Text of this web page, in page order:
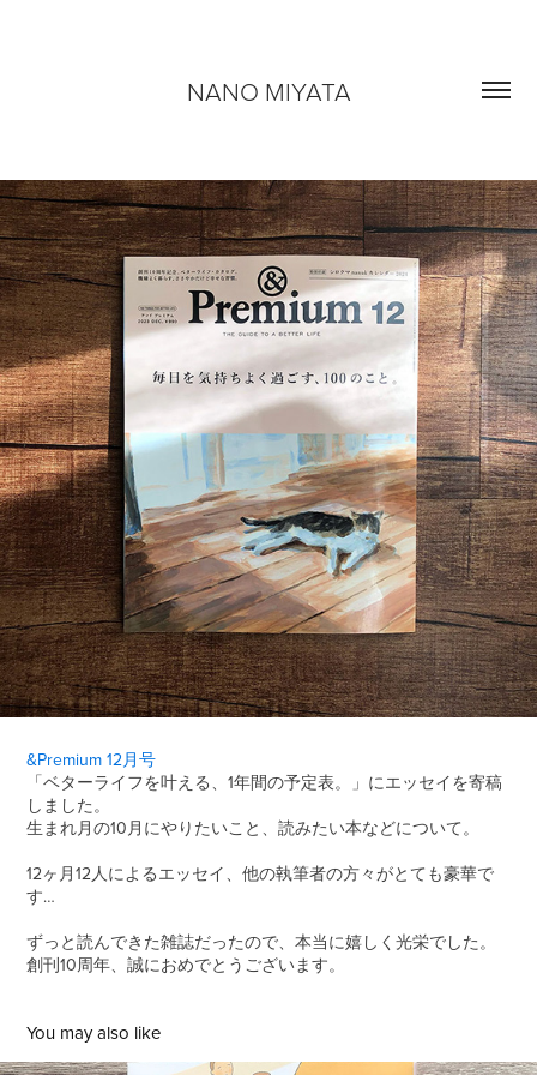
NANO MIYATA
&Premium 12月号
「ベターライフを叶える、1年間の予定表。」にエッセイを寄稿
しました。
生まれ月の10月にやりたいこと、読みたい本などについて。
12ヶ月12人によるエッセイ、他の執筆者の方々がとても豪華で
す…
ずっと読んできた雑誌だったので、本当に嬉しく光栄でした。
創刊10周年、誠におめでとうございます。
You may also like